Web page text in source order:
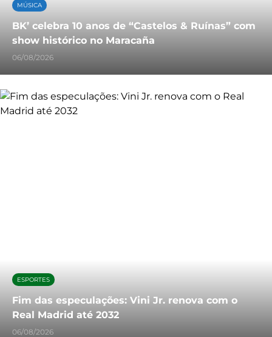
MÚSICA
BK’ celebra 10 anos de “Castelos & Ruínas” com
show histórico no Maracaña
06/08/2026
ESPORTES
Fim das especulações: Vini Jr. renova com o
Real Madrid até 2032
06/08/2026